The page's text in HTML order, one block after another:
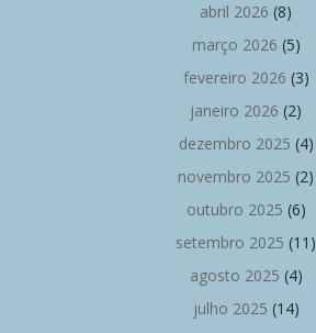
abril 2026 (8)
março 2026 (5)
fevereiro 2026 (3)
janeiro 2026 (2)
dezembro 2025 (4)
novembro 2025 (2)
outubro 2025 (6)
setembro 2025 (11)
agosto 2025 (4)
julho 2025 (14)